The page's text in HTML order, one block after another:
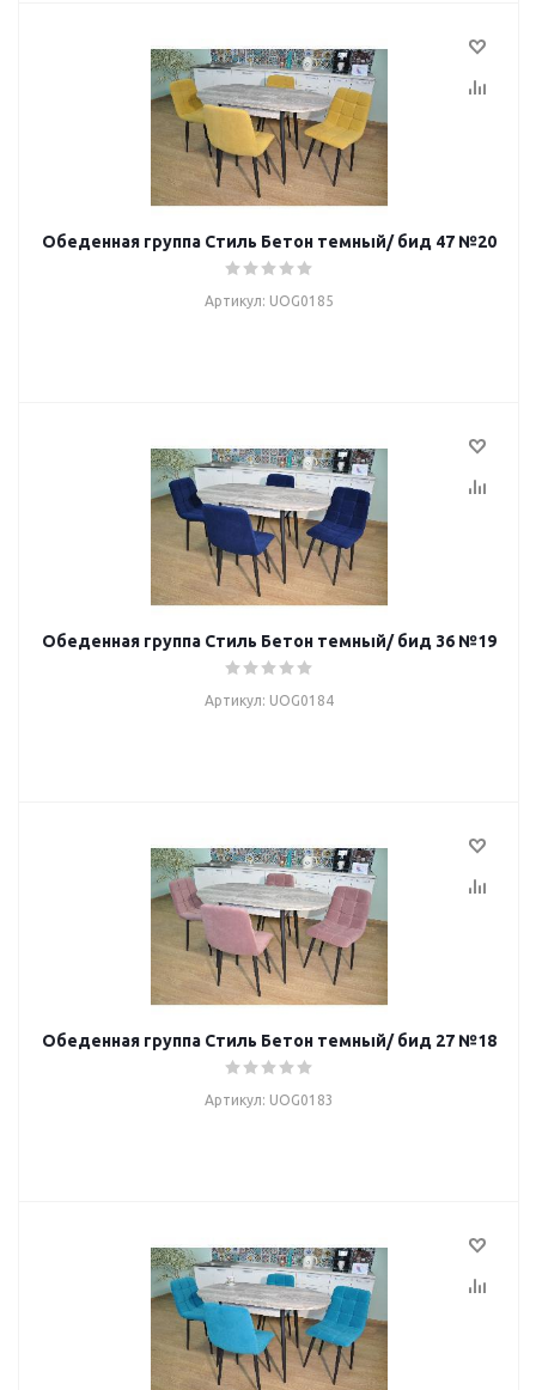
Обеденная группа Стиль Бетон темный/ бид 47 №20
Артикул: UOG0185
Обеденная группа Стиль Бетон темный/ бид 36 №19
Артикул: UOG0184
Обеденная группа Стиль Бетон темный/ бид 27 №18
Артикул: UOG0183